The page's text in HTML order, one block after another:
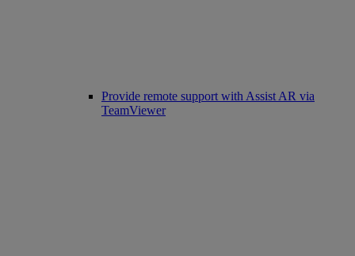
Provide remote support with Assist AR via
TeamViewer